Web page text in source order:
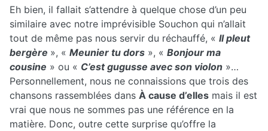
Eh bien, il fallait s’attendre à quelque chose d’un peu
similaire avec notre imprévisible Souchon qui n’allait
tout de même pas nous servir du réchauffé, « Il pleut
bergère », « Meunier tu dors », « Bonjour ma
cousine » ou « C’est gugusse avec son violon »…
Personnellement, nous ne connaissions que trois des
chansons rassemblées dans À cause d’elles mais il est
vrai que nous ne sommes pas une référence en la
matière. Donc, outre cette surprise qu’offre la